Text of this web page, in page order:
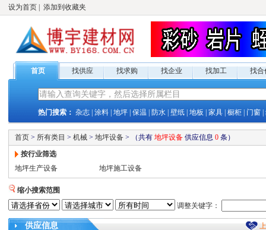
设为首页 添加到收藏夹
首页 找供应 找求购 找企业 找加工 找合
热门搜索： 杂志 涂料 地坪 保温 防水 壁纸 地板 家具 橱柜 门窗
首页 > 所有类目 > 机械 > 地坪设备 > （共有 地坪设备 供应信息 0 条）
按行业筛选
地坪生产设备
地坪施工设备
缩小搜索范围
调整关键字：
供应信息